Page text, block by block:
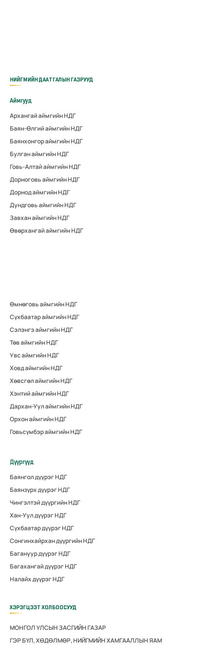
НИЙГМИЙН ДААТГАЛЫН ГАЗРУУД
Аймгууд
Архангай аймгийн НДГ
Баян-Өлгий аймгийн НДГ
Баянхонгор аймгийн НДГ
Булган аймгийн НДГ
Говь-Алтай аймгийн НДГ
Дорноговь аймгийн НДГ
Дорнод аймгийн НДГ
Дундговь аймгийн НДГ
Завхан аймгийн НДГ
Өвөрхангай аймгийн НДГ
Өмнөговь аймгийн НДГ
Сүхбаатар аймгийн НДГ
Сэлэнгэ аймгийн НДГ
Төв аймгийн НДГ
Увс аймгийн НДГ
Ховд аймгийн НДГ
Хөвсгөл аймгийн НДГ
Хэнтий аймгийн НДГ
Дархан-Уул аймгийн НДГ
Орхон аймгийн НДГ
Говьсүмбэр аймгийн НДГ
Дүүргүүд
Баянгол дүүрэг НДГ
Баянзүрх дүүрэг НДГ
Чингэлтэй дүүргийн НДГ
Хан-Уул дүүрэг НДГ
Сүхбаатар дүүрэг НДГ
Сонгинхайрхан дүүргийн НДГ
Багануур дүүрэг НДГ
Багахангай дүүрэг НДГ
Налайх дүүрэг НДГ
ХЭРЭГЦЭЭТ ХОЛБООСУУД
МОНГОЛ УЛСЫН ЗАСГИЙН ГАЗАР
ГЭР БҮЛ, ХӨДӨЛМӨР, НИЙГМИЙН ХАМГААЛЛЫН ЯАМ